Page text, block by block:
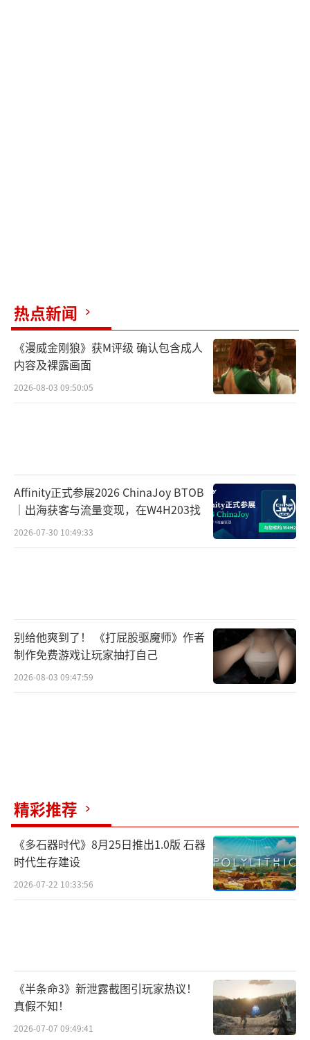
热点新闻
《漫威金刚狼》获M评级 确认包含成人
内容及裸露画面
2026-08-03 09:50:05
Affinity正式参展2026 ChinaJoy BTOB
｜出海获客与流量变现，在W4H203找
2026-07-30 10:49:33
别给他爽到了！ 《打屁股驱魔师》作者
制作免费游戏让玩家抽打自己
2026-08-03 09:47:59
精彩推荐
《多石器时代》8月25日推出1.0版 石器
时代生存建设
2026-07-22 10:33:56
《半条命3》新泄露截图引玩家热议！
真假不知！
2026-07-07 09:49:41